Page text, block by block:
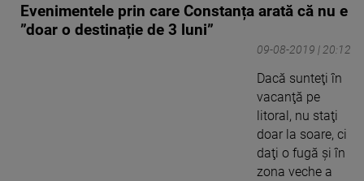
Evenimentele prin care Constanța arată că nu e
”doar o destinație de 3 luni”
09-08-2019 | 20:12
Dacă sunteţi în
vacanţă pe
litoral, nu staţi
doar la soare, ci
daţi o fugă şi în
zona veche a